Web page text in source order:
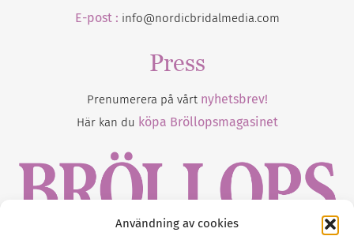
Användning av cookies
E-post : info@nordicbridalmedia.com
Press
Prenumerera på vårt nyhetsbrev!
Här kan du köpa Bröllopsmagasinet